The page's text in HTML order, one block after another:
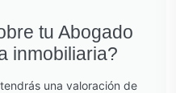
tu Abogado
inmobiliaria?
una valoración de